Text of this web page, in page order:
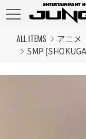
ALL ITEMS アニメ
SMP